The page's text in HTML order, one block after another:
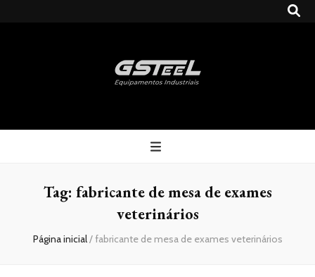
Gsteel
Tag: fabricante de mesa de exames
veterinários
Página inicial/fabricante de mesa de exames veterinários